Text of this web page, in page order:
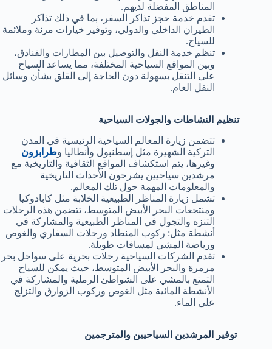
المناطق المفضلة لديهم.
تقدم خدمة حجز تذاكر السفر، بما في ذلك تذاكر
الطيران الداخلي والدولي، وتوفير خيارات مرنة وملائمة
للسياح.
تنظم خدمة النقل والتوصيل بين المطارات والفنادق،
وبين المواقع السياحية المختلفة، مما يساعد السياح
على التنقل بسهولة دون الحاجة إلى القلق بشأن وسائل
النقل العام.
تنظيم النشاطات والجولات السياحية
تتضمن زيارة المعالم السياحية الرئيسية في المدن
التركية الشهيرة مثل إسطنبول وأنطاليا وطرابزون
وغيرها، يتم استكشاف المواقع الثقافية والتاريخية مع
مرشدين سياحيين يشرحون الأحداث التاريخية
والمعلومات المهمة حول تلك المعالم.
تشمل زيارة المناظر الطبيعية الخلابة مثل كابادوكيا
ومنتجعات البحر الأبيض المتوسط، تتضمن هذه الرحلات
التنزه والتجول في المناظر الطبيعية والمشاركة في
أنشطة مثل: ركوب المنطاد ورحلات السفاري والغوص
ورياضة المشي لمسافات طويلة.
تقدم الشركات السياحية رحلات بحرية على سواحل بحر
مرمرة والبحر الأبيض المتوسط، حيث يمكن للسياح
التمتع بالمشي على الشواطئ الرملية والمشاركة في
الأنشطة المائية مثل الغوص وركوب الزوارق والتزلج
على الماء.
توفير المرشدين السياحيين والمترجمين